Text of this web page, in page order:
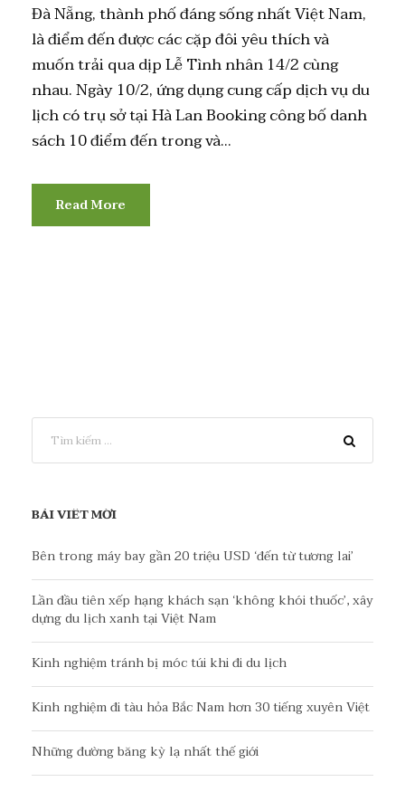
Đà Nẵng, thành phố đáng sống nhất Việt Nam,
là điểm đến được các cặp đôi yêu thích và
muốn trải qua dịp Lễ Tình nhân 14/2 cùng
nhau. Ngày 10/2, ứng dụng cung cấp dịch vụ du
lịch có trụ sở tại Hà Lan Booking công bố danh
sách 10 điểm đến trong và...
Read More
BÀI VIẾT MỚI
Bên trong máy bay gần 20 triệu USD ‘đến từ tương lai’
Lần đầu tiên xếp hạng khách sạn ‘không khói thuốc’, xây
dựng du lịch xanh tại Việt Nam
Kinh nghiệm tránh bị móc túi khi đi du lịch
Kinh nghiệm đi tàu hỏa Bắc Nam hơn 30 tiếng xuyên Việt
Những đường băng kỳ lạ nhất thế giới